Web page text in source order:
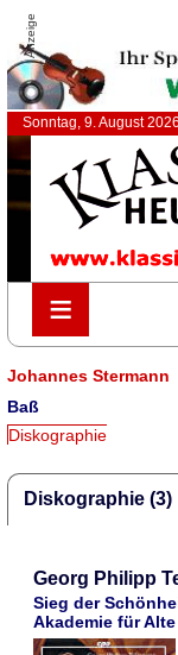
Anzeige
Sonntag, 9. August 2026
≡
≡
Johannes Stermann
Baß
Diskographie
Diskographie (3)
Georg Philipp
Sieg der
Akademie für